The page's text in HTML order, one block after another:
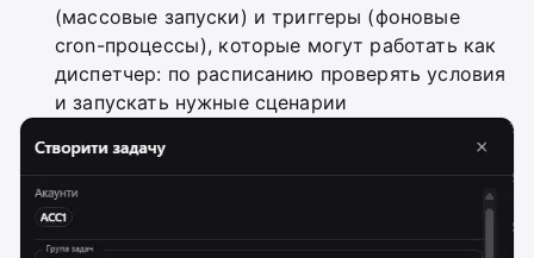
(массовые запуски) и триггеры (фоновые
cron-процессы), которые могут работать как
диспетчер: по расписанию проверять условия
и запускать нужные сценарии